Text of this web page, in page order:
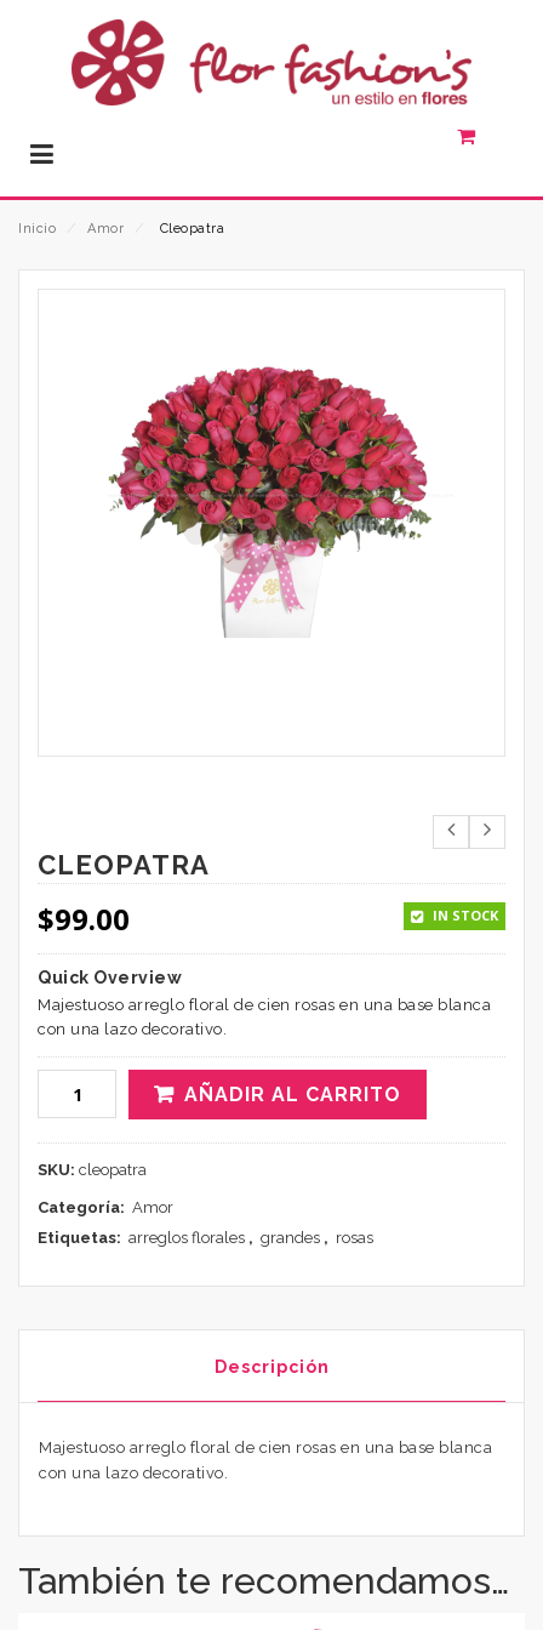
Inicio Amor Cleopatra
CLEOPATRA
$99.00 IN STOCK
Quick Overview
Majestuoso arreglo floral de cien rosas en una base blanca
con una lazo decorativo.
AÑADIR AL CARRITO
SKU: cleopatra
Categoría: Amor
Etiquetas: arreglos florales , grandes , rosas
Descripción
Majestuoso arreglo floral de cien rosas en una base blanca
con una lazo decorativo.
También te recomendamos…